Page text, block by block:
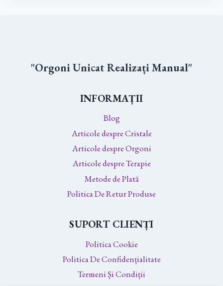
"Orgoni Unicat Realizați Manual"
INFORMAȚII
Blog
Articole despre Cristale
Articole despre Orgoni
Articole despre Terapie
Metode de Plată
Politica De Retur Produse
SUPORT CLIENȚI
Politica Cookie
Politica De Confidențialitate
Termeni Și Condiții